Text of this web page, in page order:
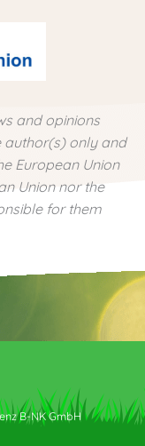
and opinions
author(s) only and
European Union
Union nor the
for them
B-NK GmbH